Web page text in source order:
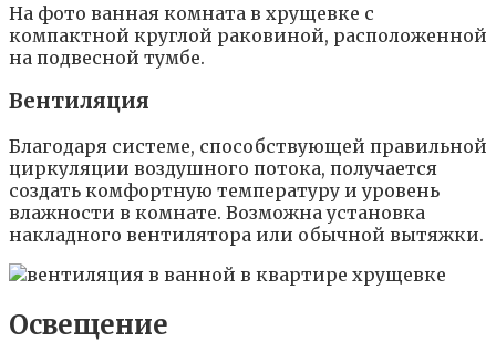
На фото ванная комната в хрущевке с
компактной круглой раковиной, расположенной
на подвесной тумбе.
Вентиляция
Благодаря системе, способствующей правильной
циркуляции воздушного потока, получается
создать комфортную температуру и уровень
влажности в комнате. Возможна установка
накладного вентилятора или обычной вытяжки.
Освещение